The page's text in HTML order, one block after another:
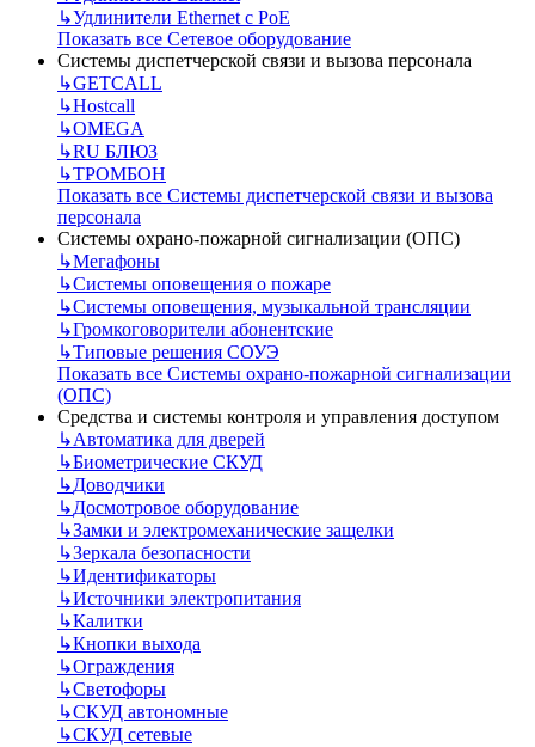
↳Удлинители Ethernet с PoE
Показать все Сетевое оборудование
Системы диспетчерской связи и вызова персонала
↳GETCALL
↳Hostcall
↳OMEGA
↳RU БЛЮЗ
↳ТРОМБОН
Показать все Системы диспетчерской связи и вызова
персонала
Системы охрано-пожарной сигнализации (ОПС)
↳Мегафоны
↳Системы оповещения о пожаре
↳Системы оповещения, музыкальной трансляции
↳Громкоговорители абонентские
↳Типовые решения СОУЭ
Показать все Системы охрано-пожарной сигнализации
(ОПС)
Средства и системы контроля и управления доступом
↳Автоматика для дверей
↳Биометрические СКУД
↳Доводчики
↳Досмотровое оборудование
↳Замки и электромеханические защелки
↳Зеркала безопасности
↳Идентификаторы
↳Источники электропитания
↳Калитки
↳Кнопки выхода
↳Ограждения
↳Светофоры
↳СКУД автономные
↳СКУД сетевые